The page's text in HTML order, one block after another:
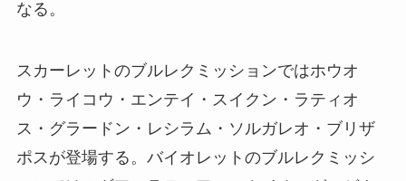
なる。
スカーレットのブルレクミッションではホウオ
ウ・ライコウ・エンテイ・スイクン・ラティオ
ス・グラードン・レシラム・ソルガレオ・ブリザ
ポスが登場する。バイオレットのブルレクミッシ